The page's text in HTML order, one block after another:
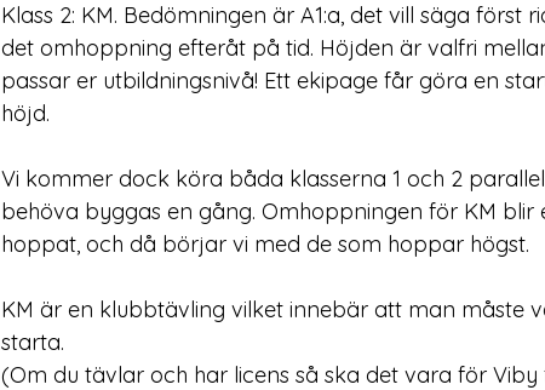
Klass 2: KM. Bedömningen är A1:a, det vill säga först
det omhoppning efteråt på tid. Höjden är valfri
passar er utbildningsnivå! Ett ekipage får göra en
höjd.
Vi kommer dock köra båda klasserna 1 och 2
behöva byggas en gång. Omhoppningen för KM
hoppat, och då börjar vi med de som hoppar högst.
KM är en klubbtävling vilket innebär att man måste
starta.
(Om du tävlar och har licens så ska det vara för